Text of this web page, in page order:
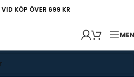
VID KÖP ÖVER 699 KR